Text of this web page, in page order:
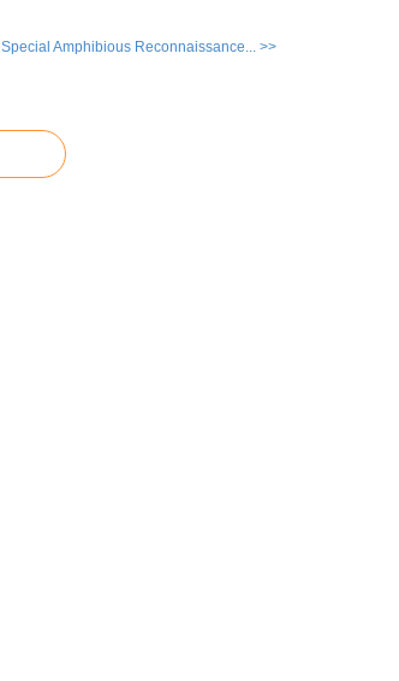
Special Amphibious Reconnaissance... >>